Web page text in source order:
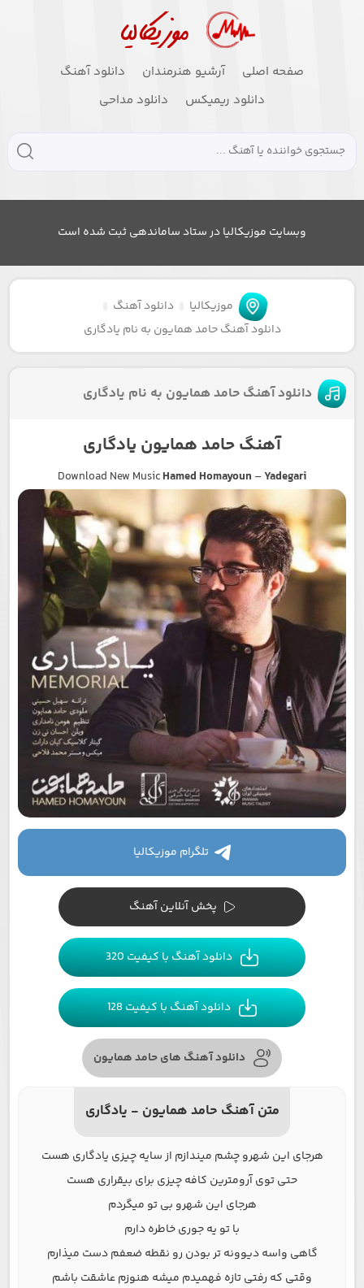
صفحه اصلی آرشیو هنرمندان
دانلود آهنگ
دانلود ریمیکس
دانلود مداحی
وبسایت موزیکالیا در ستاد ساماندهی ثبت شده است
موزیکالیا
دانلود آهنگ
دانلود آهنگ حامد همایون به نام یادگاری
دانلود آهنگ حامد همایون به نام یادگاری
آهنگ حامد همایون یادگاری
Download New MusicHamed Homayoun –Yadegari
تلگرام موزیکالیا
پخش آنلاین آهنگ
دانلود آهنگ با کیفیت 320
دانلود آهنگ با کیفیت 128
دانلود آهنگ های حامد همایون
متن آهنگ حامد همایون - یادگاری
هرجای این شهرو چشم میندازم از سایه چیزی یادگاری هست
حتی توی آرومترین کافه چیزی برای بیقراری هست
هرجای این شهرو بی تو میگردم
با تو یه جوری خاطره دارم
گاهی واسه دیوونه تر بودن رو نقطه ضعفم دست میذارم
وقتی که رفتی تازه فهمیدم میشه هنوزم عاشقت باشم